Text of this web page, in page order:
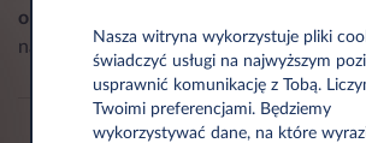
obslugaklienta.pl@leasys.com
.
na podany przez Ciebie adres e-mail.
Nasza witryna wykorzystuje pliki
świadczyć usługi na najwyższym
usprawnić komunikację z Tobą.
Twoimi preferencjami. Będziemy
wykorzystywać dane, na które